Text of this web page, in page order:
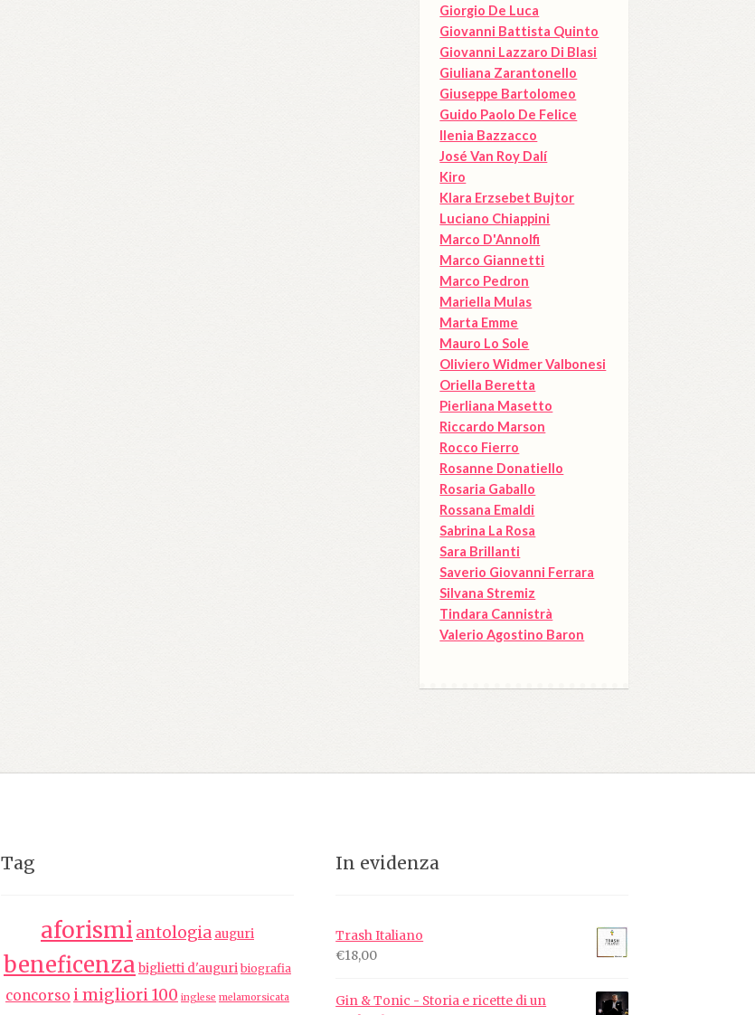
Giorgio De Luca
Giovanni Battista Quinto
Giovanni Lazzaro Di Blasi
Giuliana Zarantonello
Giuseppe Bartolomeo
Guido Paolo De Felice
Ilenia Bazzacco
José Van Roy Dalí
Kiro
Klara Erzsebet Bujtor
Luciano Chiappini
Marco D'Annolfi
Marco Giannetti
Marco Pedron
Mariella Mulas
Marta Emme
Mauro Lo Sole
Oliviero Widmer Valbonesi
Oriella Beretta
Pierliana Masetto
Riccardo Marson
Rocco Fierro
Rosanne Donatiello
Rosaria Gaballo
Rossana Emaldi
Sabrina La Rosa
Sara Brillanti
Saverio Giovanni Ferrara
Silvana Stremiz
Tindara Cannistrà
Valerio Agostino Baron
Tag
aforismi antologia auguri
beneficenza biglietti d'auguri biografia
concorso i migliori 100 inglese melamorsicata
In evidenza
Trash Italiano
€18,00
Gin & Tonic - Storia e ricette di un